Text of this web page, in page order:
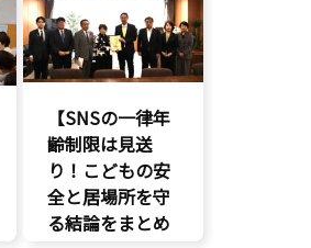
児童福祉法
児童虐待対策
命を守る
【SNSの一律年
齢制限は見送
り！こどもの安
全と居場所を守
る結論をまとめ